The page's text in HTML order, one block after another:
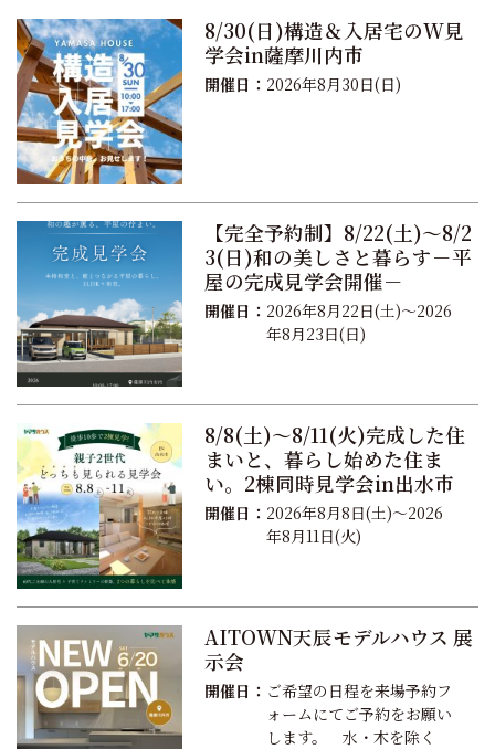
8/30(日)構造＆入居宅のW見
学会in薩摩川内市
開催日： 2026年8月30日(日)
【完全予約制】8/22(土)～8/2
3(日)和の美しさと暮らす－平
屋の完成見学会開催－
開催日： 2026年8月22日(土)～2026
年8月23日(日)
8/8(土)～8/11(火)完成した住
まいと、暮らし始めた住ま
い。2棟同時見学会in出水市
開催日： 2026年8月8日(土)～2026
年8月11日(火)
AITOWN天辰モデルハウス 展
示会
開催日： ご希望の日程を来場予約フ
ォームにてご予約をお願い
します。 水・木を除く